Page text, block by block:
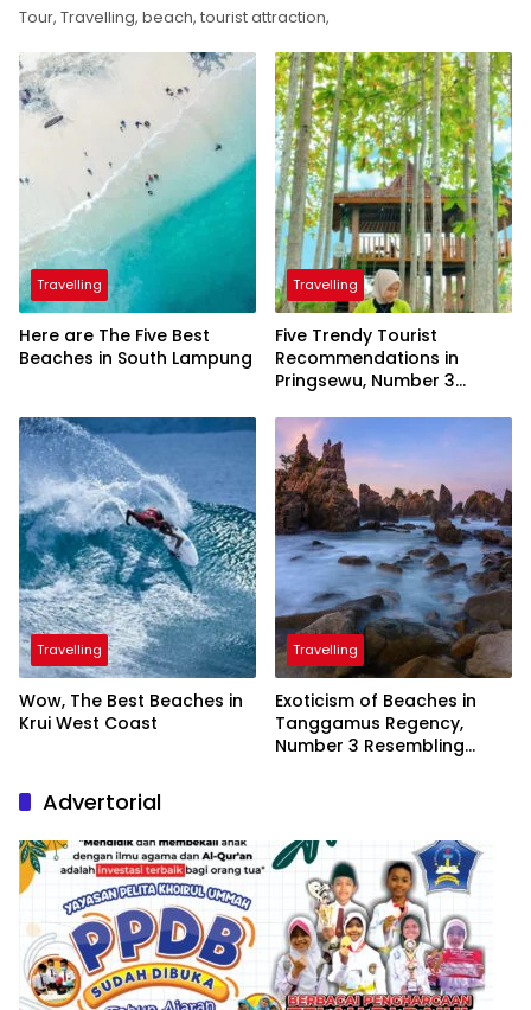
Tour, Travelling, beach, tourist attraction,
Travelling
Here are The Five Best
Beaches in South Lampung
Travelling
Five Trendy Tourist
Recommendations in
Pringsewu, Number 3
President
Travelling
Wow, The Best Beaches in
Krui West Coast
Travelling
Exoticism of Beaches in
Tanggamus Regency,
Number 3 Resembling
Advertorial